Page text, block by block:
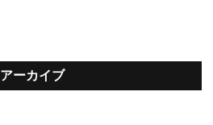
アーカイブ